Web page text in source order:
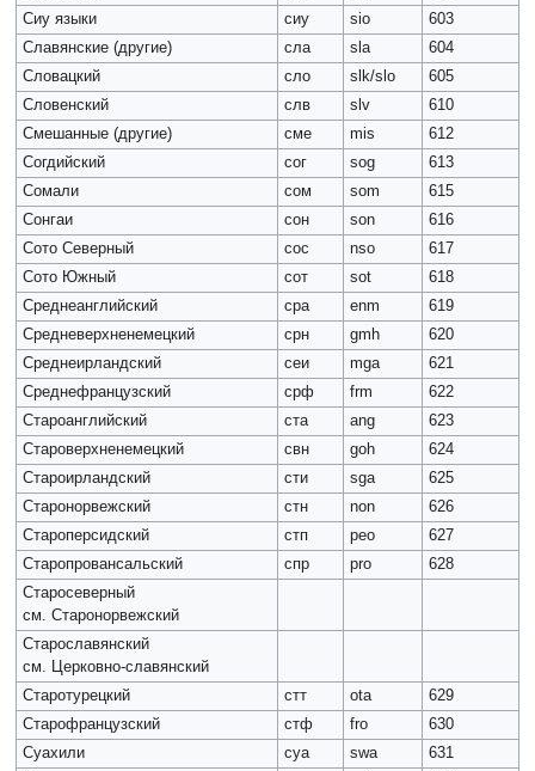
Сиу языки
сиу sio
603
Славянские (другие)
сла sla
604
Словацкий
сло slk/slo
605
Словенский
слв slv
610
Смешанные (другие)
сме mis
612
Согдийский
сог sog
613
Сомали
сом som
615
Сонгаи
сон son
616
Сото Северный
сос nso
617
Сото Южный
сот sot
618
Среднеанглийский
сра enm
619
Средневерхненемецкий
срн gmh
620
Среднеирландский
сеи mga
621
Среднефранцузский
срф frm
622
Староанглийский
ста ang
623
Староверхненемецкий
свн goh
624
Староирландский
сти sga
625
Старонорвежский
стн non
626
Староперсидский
стп peo
627
Старопровансальский
спр pro
628
Старосеверный
см. Старонорвежский
Старославянский
см. Церковно-славянский
Старотурецкий
стт ota
629
Старофранцузский
стф fro
630
Суахили
суа swa
631